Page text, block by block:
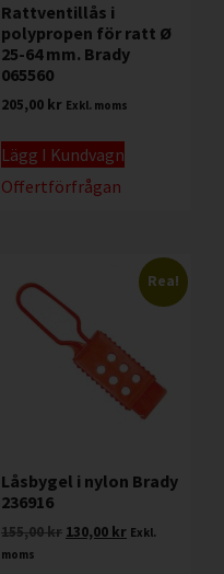
Rattventillås i
polypropen för ratt Ø
25-64 mm. Brady
065560
205,00 kr Exkl. moms
Lägg I Kundvagn
Offertförfrågan
Rea!
Låsbygel i nylon Brady
236916
155,00kr 130,00 kr Exkl.
moms